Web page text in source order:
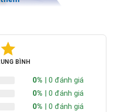
BÌNH
0% | 0 đánh giá
0% | 0 đánh giá
0% | 0 đánh giá